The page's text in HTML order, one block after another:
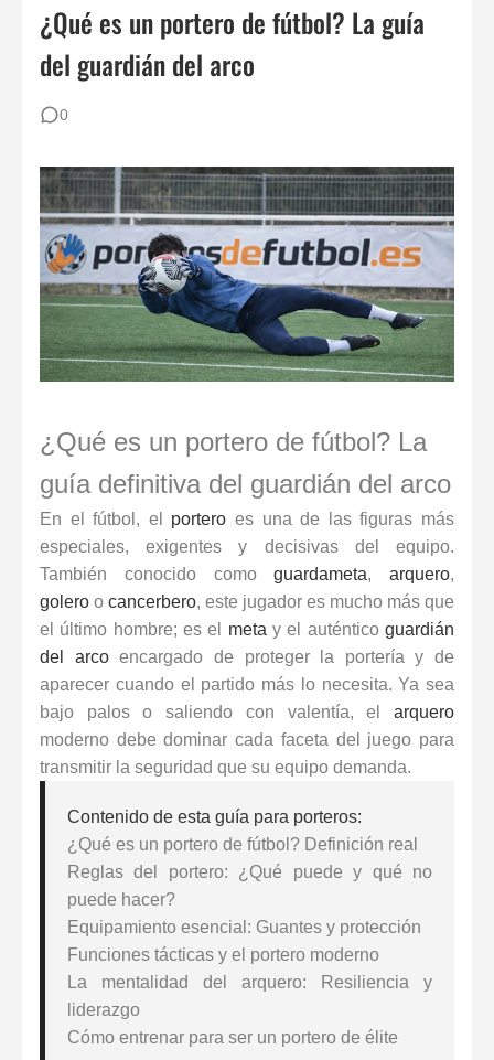
¿Qué es un portero de fútbol? La guía
del guardián del arco
0
¿Qué es un portero de fútbol? La
guía definitiva del guardián del arco
En el fútbol, el portero es una de las figuras más
especiales, exigentes y decisivas del equipo.
También conocido comoguardameta, arquero,
golero o cancerbero, este jugador es mucho más que
el último hombre; es el meta y el auténticoguardián
del arcoencargado de proteger la portería y de
aparecer cuando el partido más lo necesita. Ya sea
bajo palos o saliendo con valentía, el arquero
moderno debe dominar cada faceta del juego para
transmitir la seguridad que su equipo demanda.
Contenido de esta guía para porteros:
¿Qué es un portero de fútbol? Definición real
Reglas del portero: ¿Qué puede y qué no
puede hacer?
Equipamiento esencial: Guantes y protección
Funciones tácticas y el portero moderno
La mentalidad del arquero: Resiliencia y
liderazgo
Cómo entrenar para ser un portero de élite